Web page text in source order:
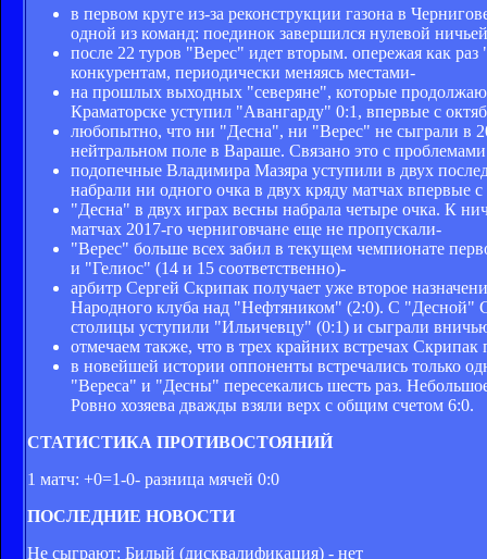
в первом круге из-за реконструкции газона в
одной из команд: поединок завершился нулевой
после 22 туров "Верес" идет вторым. опережая как
конкурентам, периодически меняясь местами-
на прошлых выходных "северяне", которые
Краматорске уступил "Авангарду" 0:1, впервые с
любопытно, что ни "Десна", ни "Верес" не сыграли в
нейтральном поле в Вараше. Связано это с
подопечные Владимира Мазяра уступили в двух
набрали ни одного очка в двух кряду матчах
"Десна" в двух играх весны набрала четыре очка. К
матчах 2017-го черниговчане еще не пропускали-
"Верес" больше всех забил в текущем чемпионате
и "Гелиос" (14 и 15 соответственно)-
арбитр Сергей Скрипак получает уже второе
Народного клуба над "Нефтяником" (2:0). С "Десной"
столицы уступили "Ильичевцу" (0:1) и сыграли
отмечаем также, что в трех крайних встречах Скрипак
в новейшей истории оппоненты встречались только
"Вереса" и "Десны" пересекались шесть раз.
Ровно хозяева дважды взяли верх с общим счетом 6:0.
СТАТИСТИКА ПРОТИВОСТОЯНИЙ
1 матч: +0=1-0- разница мячей 0:0
ПОСЛЕДНИЕ НОВОСТИ
Не сыграют: Билый (дисквалификация) - нет